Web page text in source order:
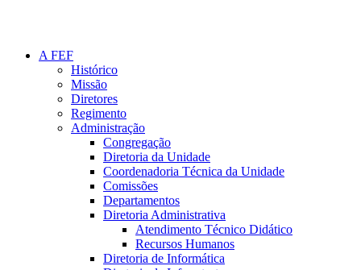
A FEF
Histórico
Missão
Diretores
Regimento
Administração
Congregação
Diretoria da Unidade
Coordenadoria Técnica da Unidade
Comissões
Departamentos
Diretoria Administrativa
Atendimento Técnico Didático
Recursos Humanos
Diretoria de Informática